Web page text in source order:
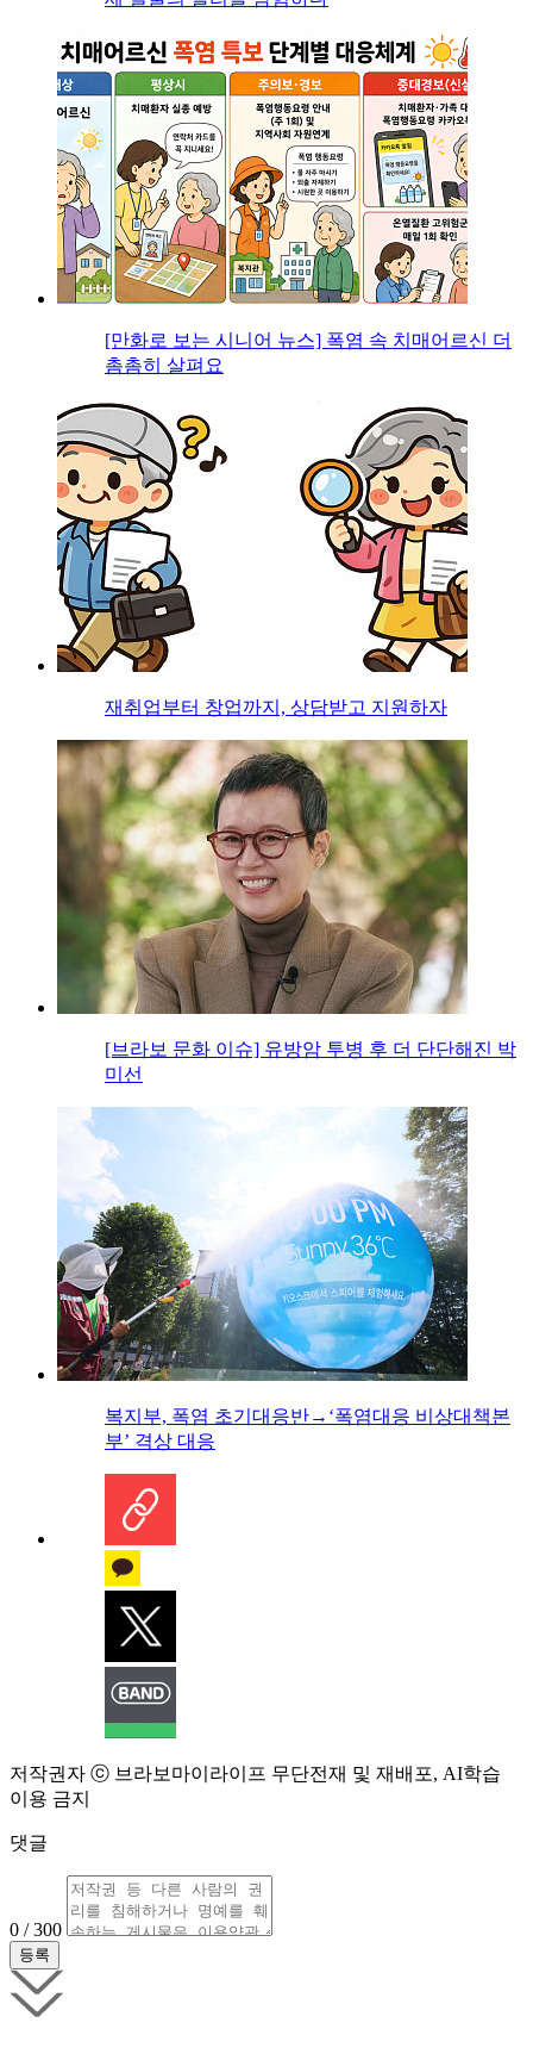
[만화로 보는 시니어 뉴스] 폭염 속 치매어르신 더
촘촘히 살펴요
재취업부터 창업까지, 상담받고 지원하자
[브라보 문화 이슈] 유방암 투병 후 더 단단해진 박
미선
복지부, 폭염 초기대응반→‘폭염대응 비상대책본
부’ 격상 대응
저작권자 ⓒ 브라보마이라이프 무단전재 및 재배포, AI학습
이용 금지
댓글
0 / 300